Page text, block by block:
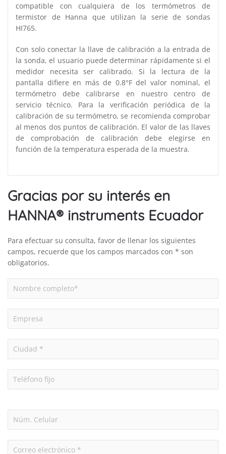
compatible con cualquiera de los termómetros de
termistor de Hanna que utilizan la serie de sondas
HI765.
Con solo conectar la llave de calibración a la entrada de
la sonda, el usuario puede determinar rápidamente si el
medidor necesita ser calibrado. Si la lectura de la
pantalla difiere en más de 0.8°F del valor nominal, el
termómetro debe calibrarse en nuestro centro de
servicio técnico. Para la verificación periódica de la
calibración de su termómetro, se recomienda comprobar
al menos dos puntos de calibración. El valor de las llaves
de comprobación de calibración debe elegirse en
función de la temperatura esperada de la muestra.
Gracias por su interés en
HANNA® instruments Ecuador
Para efectuar su consulta, favor de llenar los siguientes
campos, recuerde que los campos marcados con * son
obligatorios.